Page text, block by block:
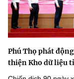
Phú Thọ phát
thiện Kho dữ liệu